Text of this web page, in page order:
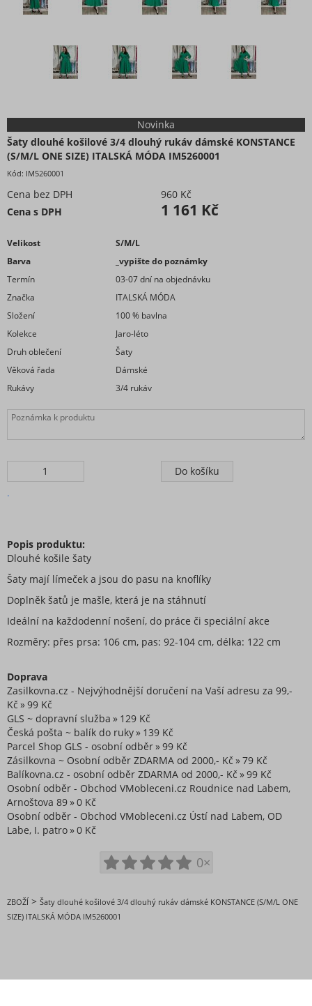
Novinka
Šaty dlouhé košilové 3/4 dlouhý rukáv dámské KONSTANCE
(S/M/L ONE SIZE) ITALSKÁ MÓDA IM5260001
Kód: IM5260001
Cena bez DPH
960 Kč
Cena s DPH
1 161 Kč
Velikost
S/M/L
Barva
_vypište do poznámky
Termín
03-07 dní na objednávku
Značka
ITALSKÁ MÓDA
Složení
100 % bavlna
Kolekce
Jaro-léto
Druh oblečení
Šaty
Věková řada
Dámské
Rukávy
3/4 rukáv
.
Popis produktu:
Dlouhé košile šaty
Šaty mají límeček a jsou do pasu na knoflíky
Doplněk šatů je mašle, která je na stáhnutí
Ideální na každodenní nošení, do práce či speciální akce
Rozměry: přes prsa: 106 cm, pas: 92-104 cm, délka: 122 cm
Doprava
Zasilkovna.cz - Nejvýhodnější doručení na Vaší adresu za 99,-
Kč
99 Kč
GLS ~ dopravní služba
129 Kč
Česká pošta ~ balík do ruky
139 Kč
Parcel Shop GLS - osobní odběr
99 Kč
Zásilkovna ~ Osobní odběr ZDARMA od 2000,- Kč
79 Kč
Balíkovna.cz - osobní odběr ZDARMA od 2000,- Kč
99 Kč
Osobní odběr - Obchod VMobleceni.cz Roudnice nad Labem,
Arnoštova 89
0 Kč
Osobní odběr - Obchod VMobleceni.cz Ústí nad Labem, OD
Labe, I. patro
0 Kč
0×
ZBOŽÍ > Šaty dlouhé košilové 3/4 dlouhý rukáv dámské KONSTANCE (S/M/L ONE
SIZE) ITALSKÁ MÓDA IM5260001